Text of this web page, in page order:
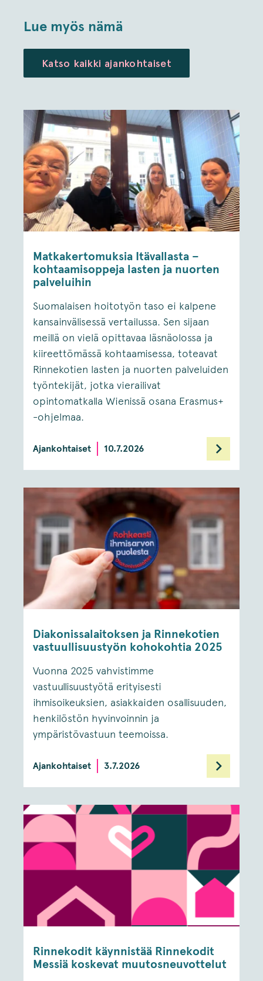
Lue myös nämä
Katso kaikki ajankohtaiset
Matkakertomuksia Itävallasta –
kohtaamisoppeja lasten ja nuorten
palveluihin
Suomalaisen hoitotyön taso ei kalpene
kansainvälisessä vertailussa. Sen sijaan
meillä on vielä opittavaa läsnäolossa ja
kiireettömässä kohtaamisessa, toteavat
Rinnekotien lasten ja nuorten palveluiden
työntekijät, jotka vierailivat
opintomatkalla Wienissä osana Erasmus+
-ohjelmaa.
Ajankohtaiset 10.7.2026
Diakonissalaitoksen ja Rinnekotien
vastuullisuustyön kohokohtia 2025
Vuonna 2025 vahvistimme
vastuullisuustyötä erityisesti
ihmisoikeuksien, asiakkaiden osallisuuden,
henkilöstön hyvinvoinnin ja
ympäristövastuun teemoissa.
Ajankohtaiset 3.7.2026
Rinnekodit käynnistää Rinnekodit
Messiä koskevat muutosneuvottelut